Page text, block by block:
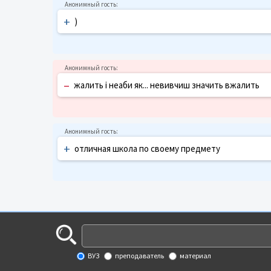
+ )
– жалить і неаби як... невивчиш значить вжалить
+ отличная школа по своему предмету
ВУЗ преподаватель материал